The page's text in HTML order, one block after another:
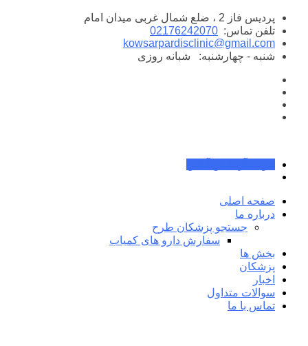
پرش
محتوا
پردیس فاز 2 ، ضلع شمال غربی میدان امام
تلفن تماس: 02176242070
kowsarpardisclinic@gmail.com
شنبه - چهارشنبه:
شبانه روزی
صفحه اصلی
درباره ما
جستجو پزشکان طرح
سفارش دارو های کمیاب
بخش ها
پزشکان
اخبار
سوالات متداول
تماس با ما